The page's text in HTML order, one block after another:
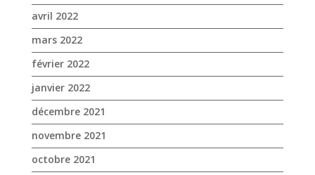
avril 2022
mars 2022
février 2022
janvier 2022
décembre 2021
novembre 2021
octobre 2021